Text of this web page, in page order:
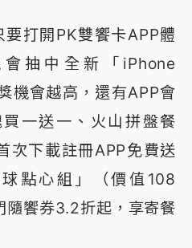
要打開PK雙饗卡APP體
抽中全新「iPhone
機會越高，還有APP會
一送一、火山拼盤餐
次下載註冊APP免費送
點心組」（價值108
隨饗券3.2折起，享寄餐